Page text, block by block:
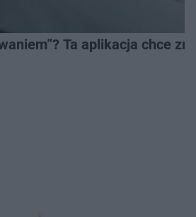
Ta aplikacja chce